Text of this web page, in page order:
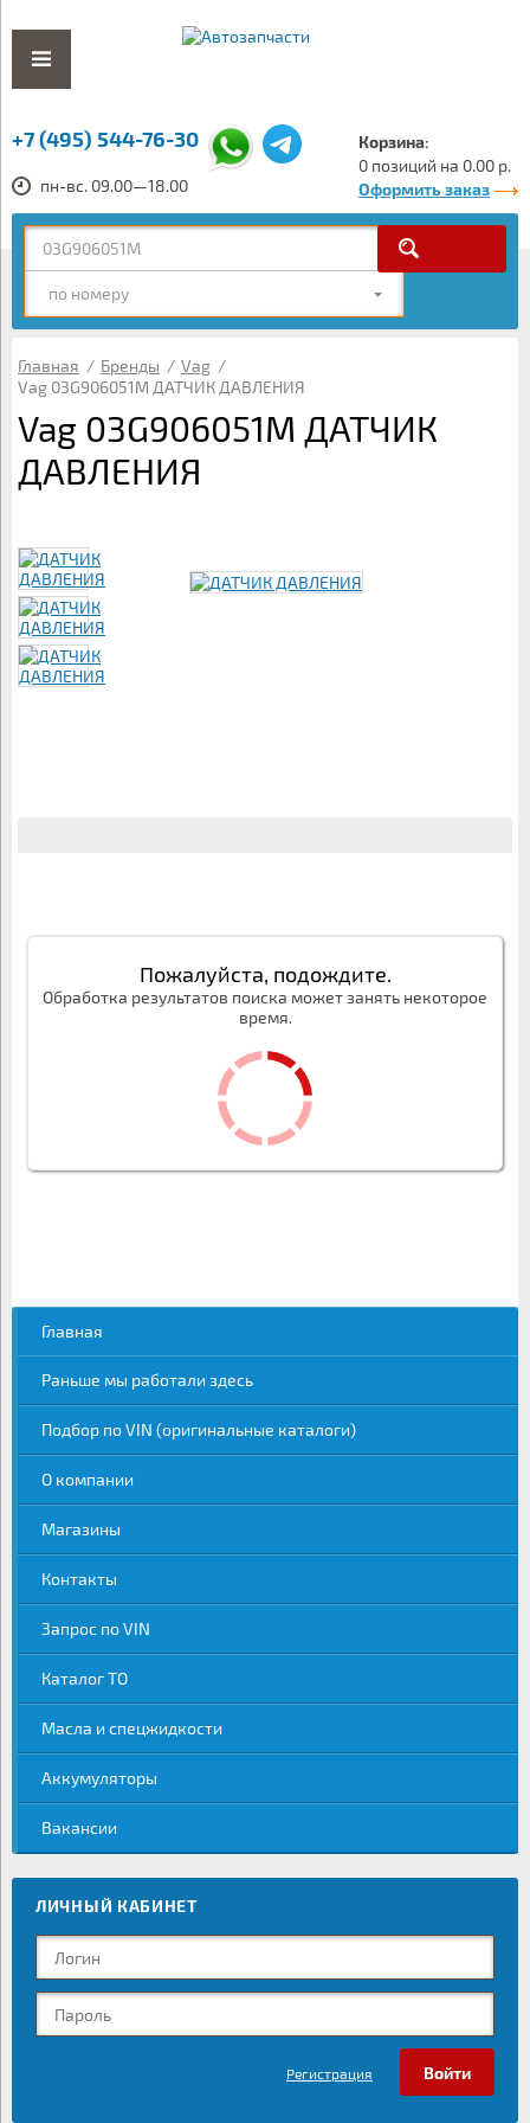
+7 (495) 544-76-30
пн-вс. 09.00—18.00
Корзина:
0 позиций на 0.00 р.
Оформить заказ
по номеру
Главная / Бренды / Vag /
Vag 03G906051M ДАТЧИК ДАВЛЕНИЯ
Vag 03G906051M ДАТЧИК
ДАВЛЕНИЯ
Пожалуйста, подождите.
Обработка результатов поиска может занять некоторое
время.
Главная
Раньше мы работали здесь
Подбор по VIN (оригинальные каталоги)
О компании
Магазины
Контакты
Запрос по VIN
Каталог ТО
Масла и спецжидкости
Аккумуляторы
Вакансии
ЛИЧНЫЙ КАБИНЕТ
Регистрация